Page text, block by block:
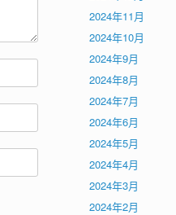
2024年11月
2024年10月
2024年9月
2024年8月
2024年7月
2024年6月
2024年5月
2024年4月
2024年3月
2024年2月